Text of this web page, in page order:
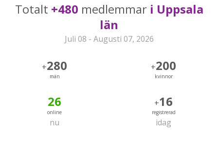
Totalt +480 medlemmar i Uppsala
län
Juli 08 - Augusti 07, 2026
+280
män
+200
kvinnor
26
online
nu
+16
registrerad
idag